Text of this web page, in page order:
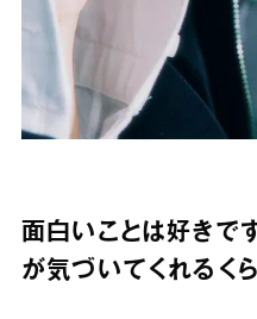
面白いことは好きで
が気づいてくれるく